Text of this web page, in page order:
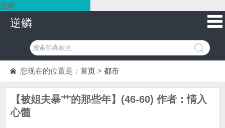
逆鳞
逆鳞
您现在的位置是： 首页 > 都市
【被姐夫暴艹的那些年】(46-60) 作者：情入
心髓